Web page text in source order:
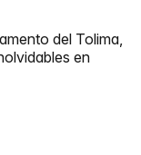
del Tolima,
en